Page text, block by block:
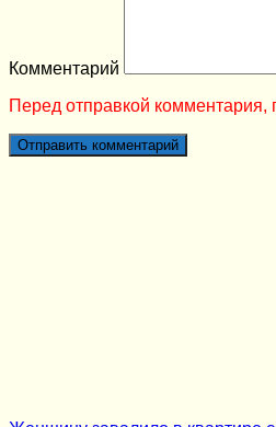
Комментарий
Перед отправкой комментария,